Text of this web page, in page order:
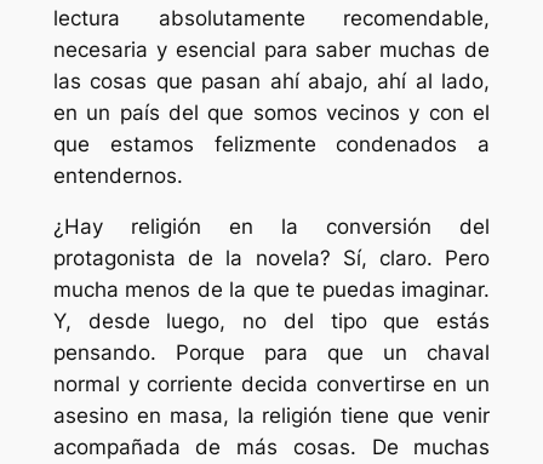
lectura absolutamente recomendable,
necesaria y esencial para saber muchas de
las cosas que pasan ahí abajo, ahí al lado,
en un país del que somos vecinos y con el
que estamos felizmente condenados a
entendernos.
¿Hay religión en la conversión del
protagonista de la novela? Sí, claro. Pero
mucha menos de la que te puedas imaginar.
Y, desde luego, no del tipo que estás
pensando. Porque para que un chaval
normal y corriente decida convertirse en un
asesino en masa, la religión tiene que venir
acompañada de más cosas. De muchas